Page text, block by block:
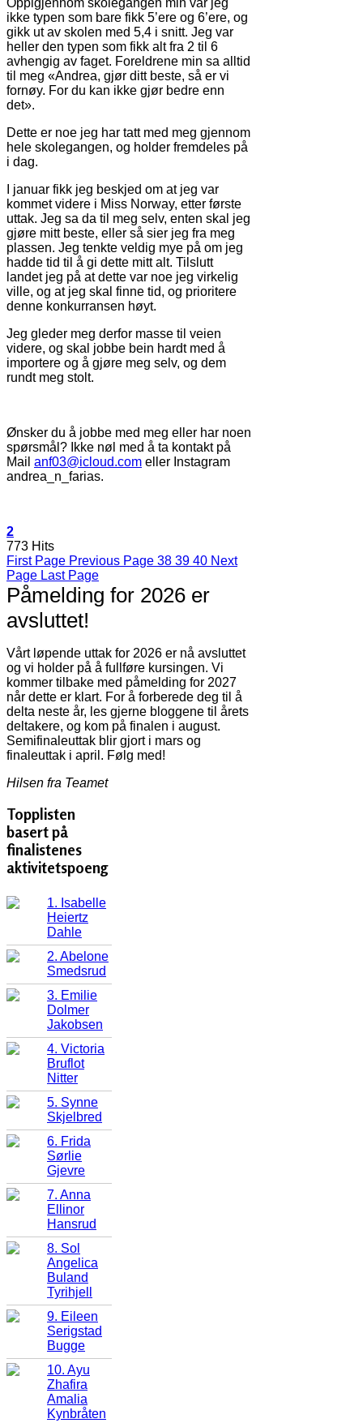
ikke typen som bare fikk 5’ere og 6’ere, og
gikk ut av skolen med 5,4 i snitt. Jeg var
heller den typen som fikk alt fra 2 til 6
avhengig av faget. Foreldrene min sa alltid
til meg «Andrea, gjør ditt beste, så er vi
fornøy. For du kan ikke gjør bedre enn
det».
Dette er noe jeg har tatt med meg gjennom
hele skolegangen, og holder fremdeles på
i dag.
I januar fikk jeg beskjed om at jeg var
kommet videre i Miss Norway, etter første
uttak. Jeg sa da til meg selv, enten skal jeg
gjøre mitt beste, eller så sier jeg fra meg
plassen. Jeg tenkte veldig mye på om jeg
hadde tid til å gi dette mitt alt. Tilslutt
landet jeg på at dette var noe jeg virkelig
ville, og at jeg skal finne tid, og prioritere
denne konkurransen høyt.
Jeg gleder meg derfor masse til veien
videre, og skal jobbe bein hardt med å
importere og å gjøre meg selv, og dem
rundt meg stolt.
Ønsker du å jobbe med meg eller har noen
spørsmål? Ikke nøl med å ta kontakt på
Mail anf03@icloud.com eller Instagram
andrea_n_farias.
2
773 Hits
First Page Previous Page 38 39 40 Next
Page Last Page
Påmelding for 2026 er
avsluttet!
Vårt løpende uttak for 2026 er nå avsluttet
og vi holder på å fullføre kursingen. Vi
kommer tilbake med påmelding for 2027
når dette er klart. For å forberede deg til å
delta neste år, les gjerne bloggene til årets
deltakere, og kom på finalen i august.
Semifinaleuttak blir gjort i mars og
finaleuttak i april. Følg med!
Hilsen fra Teamet
Topplisten
basert på
finalistenes
aktivitetspoeng
1. Isabelle
Heiertz
Dahle
2. Abelone
Smedsrud
3. Emilie
Dolmer
Jakobsen
4. Victoria
Bruflot
Nitter
5. Synne
Skjelbred
6. Frida
Sørlie
Gjevre
7. Anna
Ellinor
Hansrud
8. Sol
Angelica
Buland
Tyrihjell
9. Eileen
Serigstad
Bugge
10. Ayu
Zhafira
Amalia
Kynbråten